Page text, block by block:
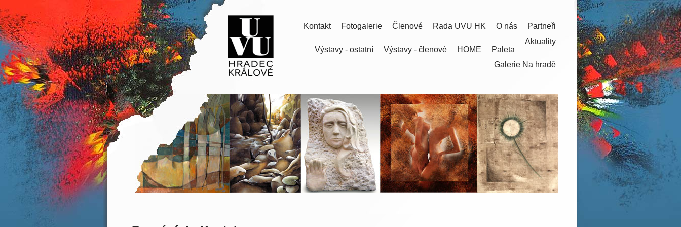
Partneři
O nás
Rada UVU HK
Členové
Fotogalerie
Kontakt
Aktuality
Paleta
HOME
Výstavy - členové
Výstavy - ostatní
Galerie Na hradě